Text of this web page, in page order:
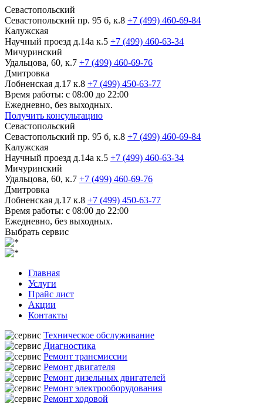
Севастопольский
Севастопольский пр. 95 б, к.8 +7 (499) 460-69-84
Калужская
Научный проезд д.14а к.5 +7 (499) 460-63-34
Мичуринский
Удальцова, 60, к.7 +7 (499) 460-69-76
Дмитровка
Лобненская д.17 к.8 +7 (499) 450-63-77
Время работы: с 08:00 до 22:00
Ежедневно, без выходных.
Получить консультацию
Севастопольский
Севастопольский пр. 95 б, к.8 +7 (499) 460-69-84
Калужская
Научный проезд д.14а к.5 +7 (499) 460-63-34
Мичуринский
Удальцова, 60, к.7 +7 (499) 460-69-76
Дмитровка
Лобненская д.17 к.8 +7 (499) 450-63-77
Время работы: с 08:00 до 22:00
Ежедневно, без выходных.
Выбрать сервис
Главная
Услуги
Прайс лист
Акции
Контакты
Техническое обслуживание
Диагностика
Ремонт трансмиссии
Ремонт двигателя
Ремонт дизельных двигателей
Ремонт электрооборудования
Ремонт ходовой